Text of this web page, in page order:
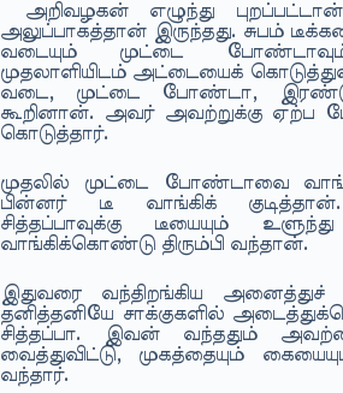
அறிவழகன் எழுந்து
அலுப்பாகத்தான் இருந்தது. சுபம்
வடையும் முட்டை
முதலாளியிடம் அட்டையைக்
வடை, முட்டை போண்டா,
கூறினான். அவர் அவற்றுக்கு ஏற்ப
கொடுத்தார்.
முதலில் முட்டை போண்டாவை
பின்னர் டீ வாங்கிக் குடித்தான்.
சித்தப்பாவுக்கு டீயையும்
வாங்கிக்கொண்டு திரும்பி வந்தான்.
இதுவரை வந்திறங்கிய அனைத்துச்
தனித்தனியே சாக்குகளில்
சித்தப்பா. இவன் வந்ததும்
வைத்துவிட்டு, முகத்தையும்
வந்தார்.